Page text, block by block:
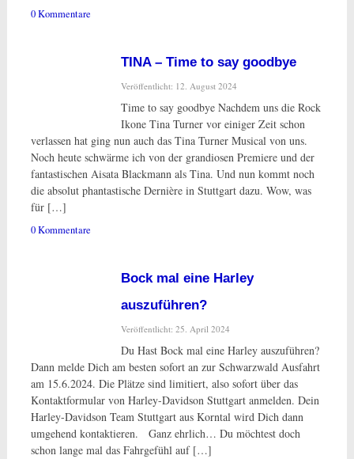
0 Kommentare
TINA – Time to say goodbye
Veröffentlicht: 12. August 2024
Time to say goodbye Nachdem uns die Rock
Ikone Tina Turner vor einiger Zeit schon
verlassen hat ging nun auch das Tina Turner Musical von uns.
Noch heute schwärme ich von der grandiosen Premiere und der
fantastischen Aisata Blackmann als Tina. Und nun kommt noch
die absolut phantastische Dernière in Stuttgart dazu. Wow, was
für […]
0 Kommentare
Bock mal eine Harley
auszuführen?
Veröffentlicht: 25. April 2024
Du Hast Bock mal eine Harley auszuführen?
Dann melde Dich am besten sofort an zur Schwarzwald Ausfahrt
am 15.6.2024. Die Plätze sind limitiert, also sofort über das
Kontaktformular von Harley-Davidson Stuttgart anmelden. Dein
Harley-Davidson Team Stuttgart aus Korntal wird Dich dann
umgehend kontaktieren. Ganz ehrlich… Du möchtest doch
schon lange mal das Fahrgefühl auf […]